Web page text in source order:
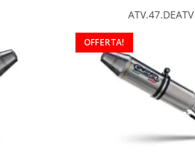
ATV.47.DEATV
OFFERTA!